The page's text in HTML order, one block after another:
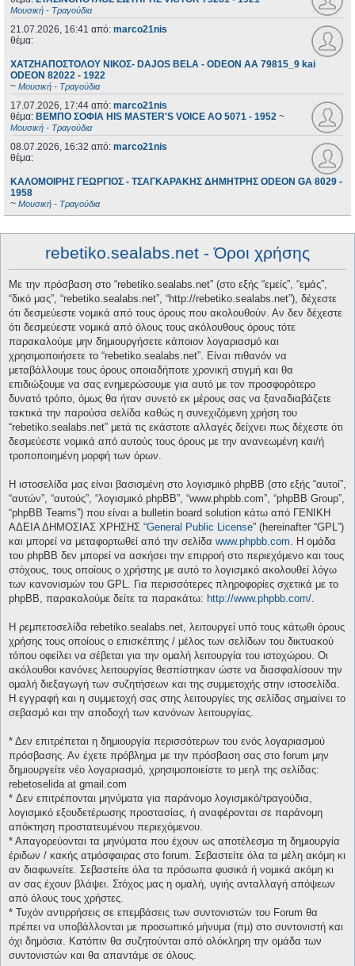
Μουσική - Τραγούδια
21.07.2026, 16:41 από: marco21nis
θέμα:
ΧΑΤΖΗΑΠΟΣΤΟΛΟΥ ΝΙΚΟΣ- DAJOS BELA - ODEON AA 79815_9 kai
ODEON 82022 - 1922
~ Μουσική - Τραγούδια
17.07.2026, 17:44 από: marco21nis
θέμα: ΒΕΜΠΟ ΣΟΦΙΑ HIS MASTER'S VOICE AO 5071 - 1952 ~
Μουσική - Τραγούδια
08.07.2026, 16:32 από: marco21nis
θέμα:
ΚΑΛΟΜΟΙΡΗΣ ΓΕΩΡΓΙΟΣ - ΤΣΑΓΚΑΡΑΚΗΣ ΔΗΜΗΤΡΗΣ ODEON GA 8029 -
1958
~ Μουσική - Τραγούδια
rebetiko.sealabs.net - Όροι χρήσης
Με την πρόσβαση στο “rebetiko.sealabs.net” (στο εξής “εμείς”, “εμάς”,
“δικό μας”, “rebetiko.sealabs.net”, “http://rebetiko.sealabs.net”), δέχεστε
ότι δεσμεύεστε νομικά από τους όρους που ακολουθούν. Αν δεν δέχεστε
ότι δεσμεύεστε νομικά από όλους τους ακόλουθους όρους τότε
παρακαλούμε μην δημιουργήσετε κάποιον λογαριασμό και
χρησιμοποιήσετε το “rebetiko.sealabs.net”. Είναι πιθανόν να
μεταβάλλουμε τους όρους οποιαδήποτε χρονική στιγμή και θα
επιδιώξουμε να σας ενημερώσουμε για αυτό με τον προσφορότερο
δυνατό τρόπο, όμως θα ήταν συνετό εκ μέρους σας να ξαναδιαβάζετε
τακτικά την παρούσα σελίδα καθώς η συνεχιζόμενη χρήση του
“rebetiko.sealabs.net” μετά τις εκάστοτε αλλαγές δείχνει πως δέχεστε ότι
δεσμεύεστε νομικά από αυτούς τους όρους με την ανανεωμένη και/ή
τροποποιημένη μορφή των όρων.
Η ιστοσελίδα μας είναι βασισμένη στο λογισμικό phpBB (στο εξής “αυτοί”,
“αυτών”, “αυτούς”, “λογισμικό phpBB”, “www.phpbb.com”, “phpBB Group”,
“phpBB Teams”) που είναι a bulletin board solution κάτω από ΓΕΝΙΚΗ
ΑΔΕΙΑ ΔΗΜΟΣΙΑΣ ΧΡΗΣΗΣ “General Public License” (hereinafter “GPL”)
και μπορεί να μεταφορτωθεί από την σελίδα www.phpbb.com. Η ομάδα
του phpBB δεν μπορεί να ασκήσει την επιρροή στο περιεχόμενο και τους
στόχους, τους οποίους ο χρήστης με αυτό το λογισμικό ακολουθεί λόγω
των κανονισμών του GPL. Για περισσότερες πληροφορίες σχετικά με το
phpBB, παρακαλούμε δείτε τα παρακάτω: http://www.phpbb.com/.
Η ρεμπετοσελίδα rebetiko.sealabs.net, λειτουργεί υπό τους κάτωθι όρους
χρήσης τους οποίους ο επισκέπτης / μέλος των σελίδων του δικτυακού
τόπου οφείλει να σέβεται για την ομαλή λειτουργία του ιστοχώρου. Οι
ακόλουθοι κανόνες λειτουργίας θεσπίστηκαν ώστε να διασφαλίσουν την
ομαλή διεξαγωγή των συζητήσεων και της συμμετοχής στην ιστοσελίδα.
Η εγγραφή και η συμμετοχή σας στης λειτουργίες της σελίδας σημαίνει το
σεβασμό και την αποδοχή των κανόνων λειτουργίας.
* Δεν επιτρέπεται η δημιουργία περισσότερων του ενός λογαριασμού
πρόσβασης. Αν έχετε πρόβλημα με την πρόσβαση σας στο forum μην
δημιουργείτε νέο λογαριασμό, χρησιμοποιείστε το μεηλ της σελίδας:
rebetoselida at gmail.com
* Δεν επιτρέπονται μηνύματα για παράνομο λογισμικό/τραγούδια,
λογισμικό εξουδετέρωσης προστασίας, ή αναφέρονται σε παράνομη
απόκτηση προστατευμένου περιεχόμενου.
* Απαγορεύονται τα μηνύματα που έχουν ως αποτέλεσμα τη δημιουργία
έριδων / κακής ατμόσφαιρας στο forum. Σεβαστείτε όλα τα μέλη ακόμη κι
αν διαφωνείτε. Σεβαστείτε όλα τα πρόσωπα φυσικά ή νομικά ακόμη κι
αν σας έχουν βλάψει. Στόχος μας η ομαλή, υγιής ανταλλαγή απόψεων
από όλους τους χρήστες.
* Τυχόν αντιρρήσεις σε επεμβάσεις των συντονιστών του Forum θα
πρέπει να υποβάλλονται με προσωπικό μήνυμα (πμ) στο συντονιστή και
όχι δημόσια. Κατόπιν θα συζητούνται από ολόκληρη την ομάδα των
συντονιστών και θα απαντάμε σε όλους.